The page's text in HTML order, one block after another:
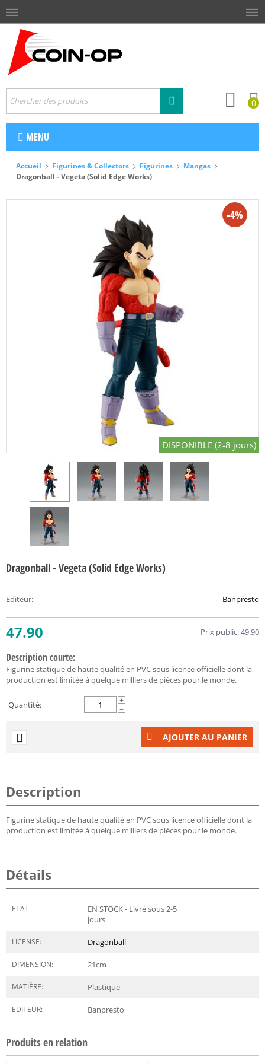
0
MENU
Accueil Figurines & Collectors Figurines
Mangas
Dragonball - Vegeta (Solid Edge Works)
-4%
DISPONIBLE (2-8 jours)
Dragonball - Vegeta (Solid Edge Works)
Editeur: Banpresto
47.90 Prix public:49.90
Description courte:
Figurine statique de haute qualité en PVC sous licence officielle dont la
production est limitée à quelque milliers de pièces pour le monde.
Quantité:
+
−
AJOUTER AU PANIER
Description
Figurine statique de haute qualité en PVC sous licence officielle dont la
production est limitée à quelque milliers de pièces pour le monde.
Détails
ETAT:
EN STOCK - Livré sous 2-5
jours
LICENSE: Dragonball
DIMENSION: 21cm
MATIÈRE: Plastique
EDITEUR: Banpresto
Produits en relation